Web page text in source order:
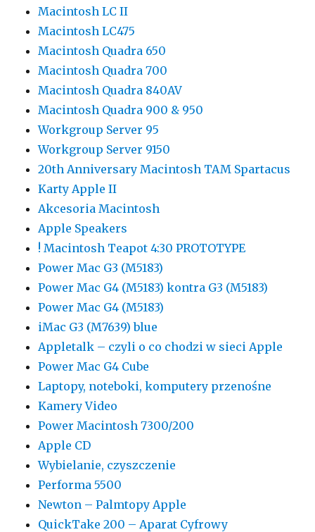
Macintosh LC II
Macintosh LC475
Macintosh Quadra 650
Macintosh Quadra 700
Macintosh Quadra 840AV
Macintosh Quadra 900 & 950
Workgroup Server 95
Workgroup Server 9150
20th Anniversary Macintosh TAM Spartacus
Karty Apple II
Akcesoria Macintosh
Apple Speakers
! Macintosh Teapot 4:30 PROTOTYPE
Power Mac G3 (M5183)
Power Mac G4 (M5183) kontra G3 (M5183)
Power Mac G4 (M5183)
iMac G3 (M7639) blue
Appletalk – czyli o co chodzi w sieci Apple
Power Mac G4 Cube
Laptopy, noteboki, komputery przenośne
Kamery Video
Power Macintosh 7300/200
Apple CD
Wybielanie, czyszczenie
Performa 5500
Newton – Palmtopy Apple
QuickTake 200 – Aparat Cyfrowy